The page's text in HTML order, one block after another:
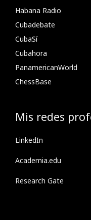
Habana Radio
Cubadebate
CubaSí
Cubahora
PanamericanWorld
ChessBase
Mis redes
LinkedIn
Academia.edu
Research Gate